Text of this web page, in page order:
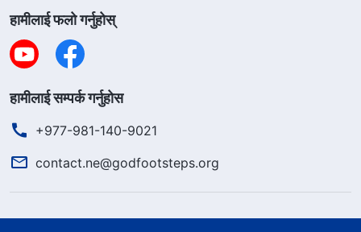
हामीलाई फलो गर्नुहोस्
हामीलाई सम्पर्क गर्नुहोस
+977-981-140-9021
contact.ne@godfootsteps.org